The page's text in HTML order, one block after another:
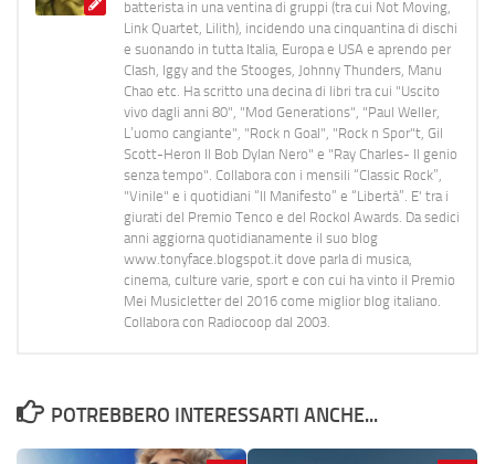
batterista in una ventina di gruppi (tra cui Not Moving,
Link Quartet, Lilith), incidendo una cinquantina di dischi
e suonando in tutta Italia, Europa e USA e aprendo per
Clash, Iggy and the Stooges, Johnny Thunders, Manu
Chao etc. Ha scritto una decina di libri tra cui "Uscito
vivo dagli anni 80", "Mod Generations", "Paul Weller,
L’uomo cangiante", "Rock n Goal", "Rock n Spor"t, Gil
Scott-Heron Il Bob Dylan Nero" e "Ray Charles- Il genio
senza tempo". Collabora con i mensili “Classic Rock”,
"Vinile" e i quotidiani “Il Manifesto” e “Libertà”. E' tra i
giurati del Premio Tenco e del Rockol Awards. Da sedici
anni aggiorna quotidianamente il suo blog
www.tonyface.blogspot.it dove parla di musica,
cinema, culture varie, sport e con cui ha vinto il Premio
Mei Musicletter del 2016 come miglior blog italiano.
Collabora con Radiocoop dal 2003.
POTREBBERO INTERESSARTI ANCHE...